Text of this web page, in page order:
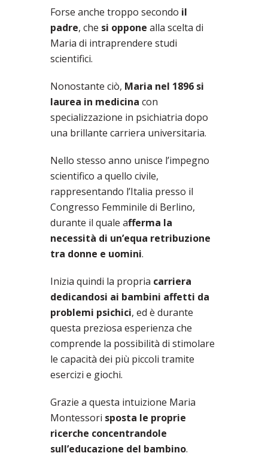
Forse anche troppo secondo il
padre, che si oppone alla scelta di
Maria di intraprendere studi
scientifici.
Nonostante ciò, Maria nel 1896 si
laurea in medicina con
specializzazione in psichiatria dopo
una brillante carriera universitaria.
Nello stesso anno unisce l’impegno
scientifico a quello civile,
rappresentando l’Italia presso il
Congresso Femminile di Berlino,
durante il quale afferma la
necessità di un’equa retribuzione
tra donne e uomini.
Inizia quindi la propria carriera
dedicandosi ai bambini affetti da
problemi psichici, ed è durante
questa preziosa esperienza che
comprende la possibilità di stimolare
le capacità dei più piccoli tramite
esercizi e giochi.
Grazie a questa intuizione Maria
Montessori sposta le proprie
ricerche concentrandole
sull’educazione del bambino.